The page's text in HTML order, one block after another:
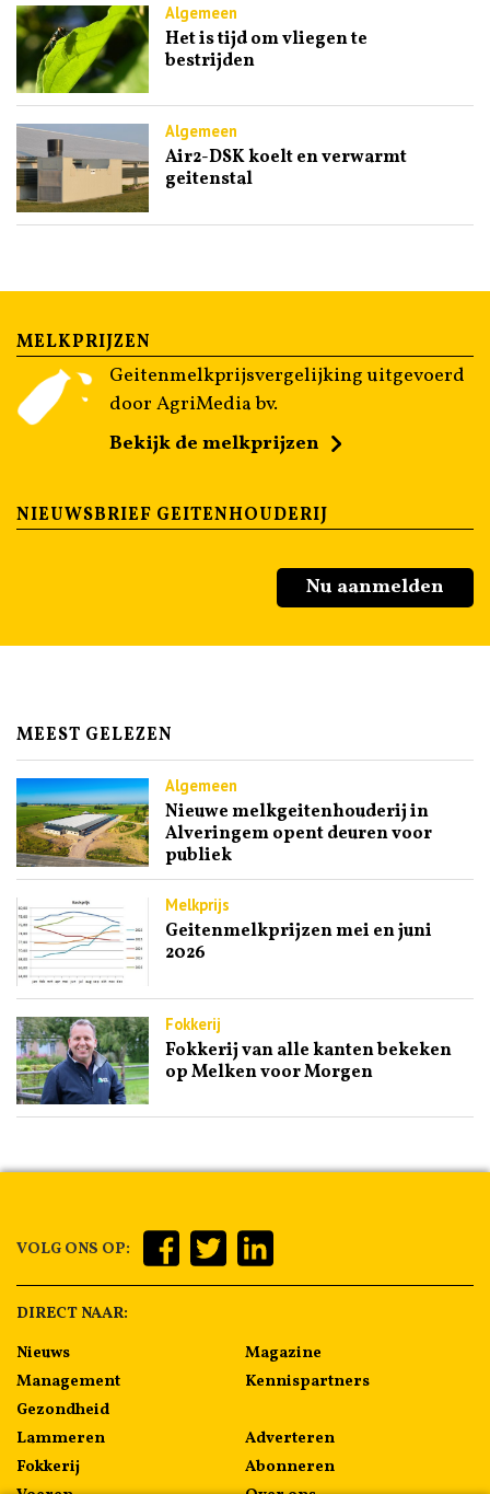
Algemeen
Het is tijd om vliegen te
bestrijden
Algemeen
Air2-DSK koelt en verwarmt
geitenstal
MELKPRIJZEN
Geitenmelkprijsvergelijking uitgevoerd
door AgriMedia bv.
Bekijk de melkprijzen
NIEUWSBRIEF GEITENHOUDERIJ
Nu aanmelden
MEEST GELEZEN
Algemeen
Nieuwe melkgeitenhouderij in
Alveringem opent deuren voor
publiek
Melkprijs
Geitenmelkprijzen mei en juni
2026
Fokkerij
Fokkerij van alle kanten bekeken
op Melken voor Morgen
VOLG ONS OP:
DIRECT NAAR:
Nieuws
Management
Gezondheid
Lammeren
Fokkerij
Magazine
Kennispartners
Adverteren
Abonneren